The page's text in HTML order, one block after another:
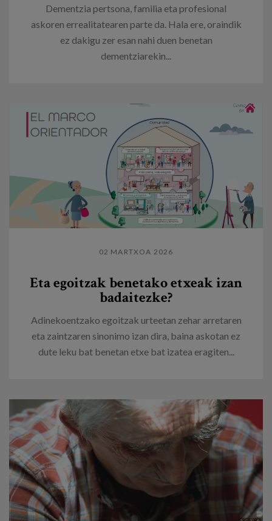
Dementzia pertsona, familia eta profesional
askoren errealitatearen parte da. Hala ere, oraindik
ez dakigu zer esan nahi duen benetan
dementziarekin...
02 MARTXOA 2026
Eta egoitzak benetako etxeak izan
badaitezke?
Adinekoentzako egoitzak urteetan zehar arretaren
eta zaintzaren sinonimo izan dira, baina askotan ez
dute leku bat benetan etxe bat izatea eragiten...